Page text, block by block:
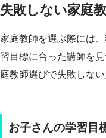
失敗しない家庭
家庭教師を選ぶ際には
習目標に合った講師を
庭教師選びで失敗しな
お子さんの学習目